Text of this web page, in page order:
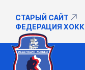
СТАРЫЙ САЙТ
ФЕДЕРАЦИЯ